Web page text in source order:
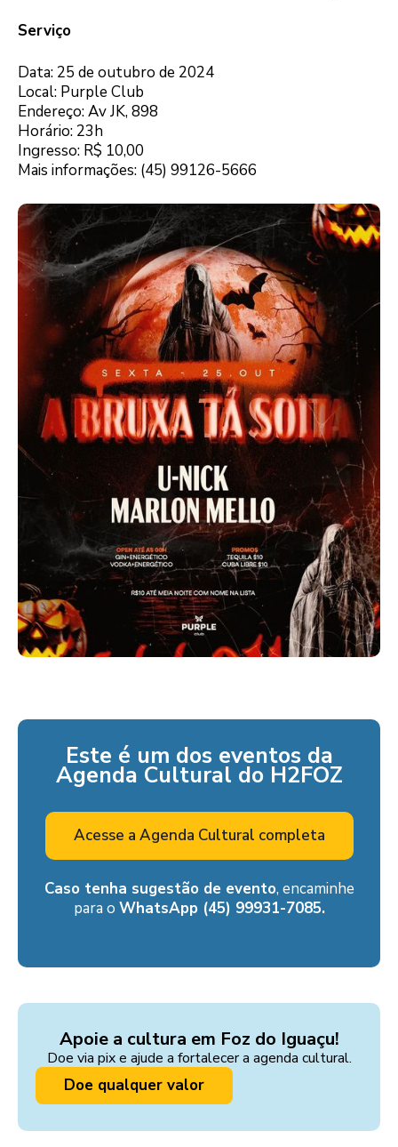
Serviço
Data: 25 de outubro de 2024
Local: Purple Club
Endereço: Av JK, 898
Horário: 23h
Ingresso: R$ 10,00
Mais informações: (45) 99126-5666
Este é um dos eventos da
Agenda Cultural do H2FOZ
Acesse a Agenda Cultural completa
Caso tenha sugestão de evento, encaminhe
para o WhatsApp (45) 99931-7085.
Apoie a cultura em Foz do Iguaçu!
Doe via pix e ajude a fortalecer a agenda cultural.
Doe qualquer valor